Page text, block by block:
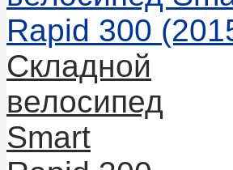
Складной
велосипед
Smart